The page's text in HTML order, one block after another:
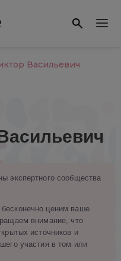
Васильевич
экспертного сообщества
ценим ваше
внимание, что
источников и
участия в том или